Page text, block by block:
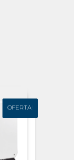
OFERTA!
OFERTA!